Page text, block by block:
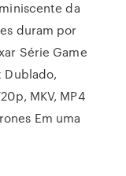
da
duram por
Série Game
Dublado,
MKV, MP4
Em uma